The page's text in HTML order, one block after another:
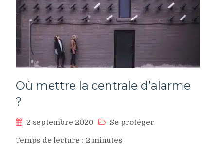
Où mettre la centrale d’alarme
?
2 septembre 2020 Se protéger
Temps de lecture : 2 minutes